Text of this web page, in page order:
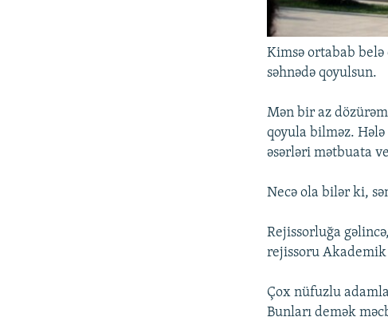
Kimsə ortabab
səhnədə qoyulsun.
Mən bir az
qoyula bilməz.
əsərləri mətbuata
Necə ola bilər ki,
Rejissorluğa
rejissoru Akademik
Çox nüfuzlu
Bunları demək